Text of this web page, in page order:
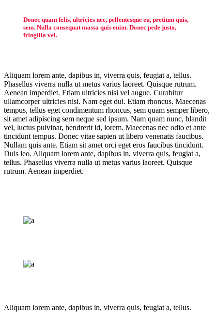
Donec quam felis, ultricies nec, pellentesque eu, pretium quis,
sem. Nulla consequat massa quis enim. Donec pede justo,
fringilla vel.
Aliquam lorem ante, dapibus in, viverra quis, feugiat a, tellus.
Phasellus viverra nulla ut metus varius laoreet. Quisque rutrum.
Aenean imperdiet. Etiam ultricies nisi vel augue. Curabitur
ullamcorper ultricies nisi. Nam eget dui. Etiam rhoncus. Maecenas
tempus, tellus eget condimentum rhoncus, sem quam semper libero,
sit amet adipiscing sem neque sed ipsum. Nam quam nunc, blandit
vel, luctus pulvinar, hendrerit id, lorem. Maecenas nec odio et ante
tincidunt tempus. Donec vitae sapien ut libero venenatis faucibus.
Nullam quis ante. Etiam sit amet orci eget eros faucibus tincidunt.
Duis leo. Aliquam lorem ante, dapibus in, viverra quis, feugiat a,
tellus. Phasellus viverra nulla ut metus varius laoreet. Quisque
rutrum. Aenean imperdiet.
Aliquam lorem ante, dapibus in, viverra quis, feugiat a, tellus.